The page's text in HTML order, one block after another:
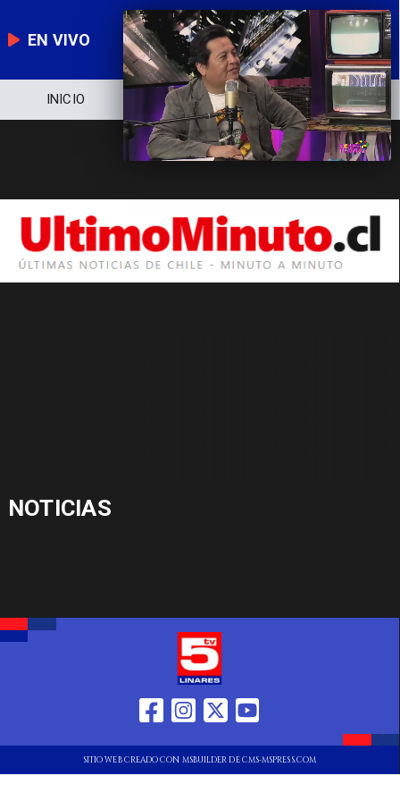
EN VIVO
INICIO NOTICIERO POLÍTICA
NOTICIAS
SITIO WEB CREADO CON MSBUILDER DE CMS-MSPRESS.COM